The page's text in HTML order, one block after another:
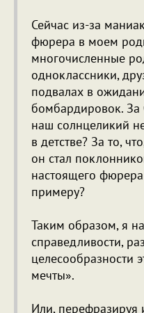
Сейчас из-за
фюрера в моем
многочисленные
одноклассники,
подвалах в
бомбардировок. За
наш солнцеликий
в детстве? За то,
он стал
настоящего
примеру?
Таким образом, я
справедливости,
целесообразности
мечты».
Или, перефразируя